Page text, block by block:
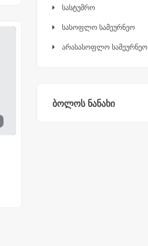
სასტუმრო
სასოფლო სამეურნეო
არასასოფლო სამეურნეო
ბოლოს ნანახი